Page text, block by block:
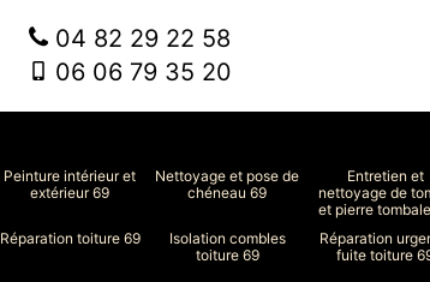
04 82 29 22 58
06 06 79 35 20
Peinture intérieur et
extérieur 69
Nettoyage et pose de
chéneau 69
Entretien et
nettoyage de
et pierre
Réparation toiture 69
Isolation combles
toiture 69
Réparation
fuite toiture